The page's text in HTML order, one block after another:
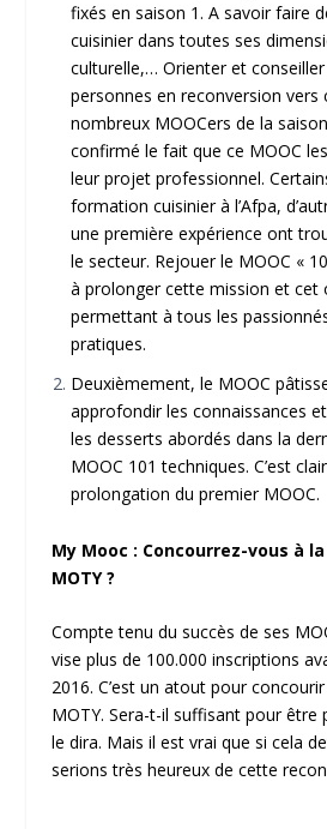
fixés en saison 1. A savoir faire
cuisinier dans toutes ses
culturelle,… Orienter et
personnes en reconversion vers
nombreux MOOCers de la
confirmé le fait que ce MOOC
leur projet professionnel.
formation cuisinier à l’Afpa,
une première expérience ont
le secteur. Rejouer le MOOC «
à prolonger cette mission et cet
permettant à tous les
pratiques.
Deuxièmement, le MOOC
approfondir les connaissances
les desserts abordés dans la
MOOC 101 techniques. C’est
prolongation du premier MOOC.
My Mooc : Concourrez-vous à
MOTY ?
Compte tenu du succès de ses
vise plus de 100.000 inscriptions
2016. C’est un atout pour
MOTY. Sera-t-il suffisant pour être
le dira. Mais il est vrai que si cela
serions très heureux de cette